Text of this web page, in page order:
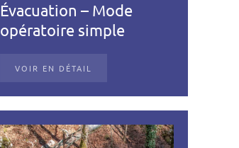
Évacuation – Mode
opératoire simple
VOIR EN DÉTAIL